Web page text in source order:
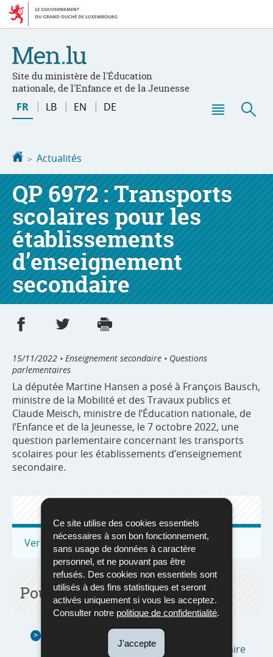
Ce site utilise des cookies essentiels
nécessaires à son bon fonctionnement,
sans usage de données à caractère
personnel, et ne pouvant pas être
refusés. Des cookies non essentiels sont
utilisés à des fins statistiques et seront
activés uniquement si vous les acceptez.
Consulter notre politique de confidentialité
J'accepte
Aller
navigation
Aller
au
Site du ministère de l'Éducation
nationale, de l'Enfance et de la Jeunesse
Changer
de
FR LB EN DE
Accueil
Actualités
QP 6972 : Transports
scolaires pour les
établissements
d’enseignement
secondaire
Partager sur Facebook
Partager sur Twitter
15/11/2022 • Enseignement secondaire • Questions
parlementaires
La députée Martine Hansen a posé à François Bausch,
ministre de la Mobilité et des Travaux publics et
Claude Meisch, ministre de l’Éducation nationale, de
l’Enfance et de la Jeunesse, le 7 octobre 2022, une
question parlementaire concernant les transports
scolaires pour les établissements d’enseignement
secondaire.
Vers toutes les questions parlementaires
Pour en savoir plus
QP 6972 : Transports scolaires pour les
établissements d’enseignement secondaire